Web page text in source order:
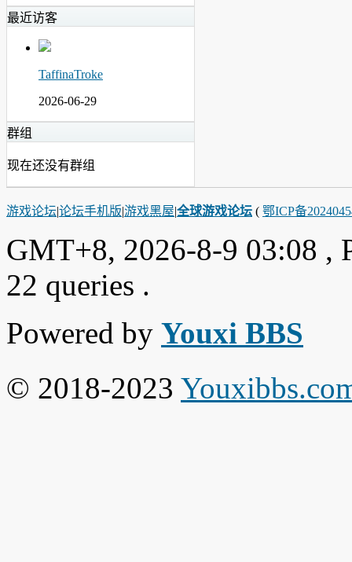
最近访客
TaffinaTroke
2026-06-29
群组
现在还没有群组
游戏论坛|论坛手机版|游戏黑屋|全球游戏论坛 ( 鄂ICP备
GMT+8, 2026-8-9 03:08 ,
22 queries .
Powered by Youxi BBS
© 2018-2023